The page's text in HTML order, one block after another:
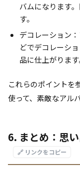
バムになります
す。
デコレーション
どでデコレーシ
品に仕上がります
これらのポイントを
使って、素敵なアル
6. まとめ：思
🔗 リンクをコピー